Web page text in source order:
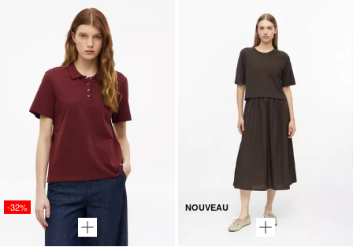
-32% NOUVEAU